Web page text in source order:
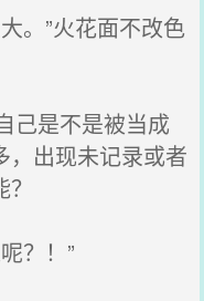
。”火花面不改色
己是不是被当成
，出现未记录或者
？！”